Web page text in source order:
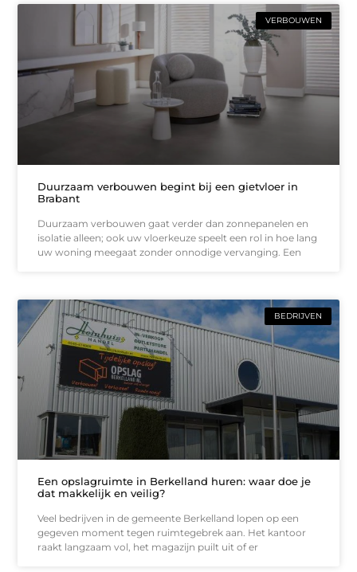
VERBOUWEN
Duurzaam verbouwen begint bij een gietvloer in
Brabant
Duurzaam verbouwen gaat verder dan zonnepanelen en
isolatie alleen; ook uw vloerkeuze speelt een rol in hoe lang
uw woning meegaat zonder onnodige vervanging. Een
BEDRIJVEN
Een opslagruimte in Berkelland huren: waar doe je
dat makkelijk en veilig?
Veel bedrijven in de gemeente Berkelland lopen op een
gegeven moment tegen ruimtegebrek aan. Het kantoor
raakt langzaam vol, het magazijn puilt uit of er